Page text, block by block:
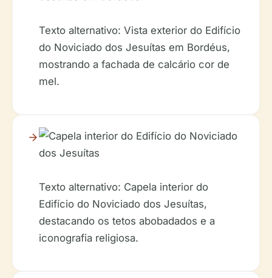
Texto alternativo: Vista exterior do Edifício
do Noviciado dos Jesuítas em Bordéus,
mostrando a fachada de calcário cor de
mel.
Texto alternativo: Capela interior do
Edifício do Noviciado dos Jesuítas,
destacando os tetos abobadados e a
iconografia religiosa.